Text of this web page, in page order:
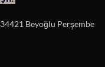
Beyoğlu Perşembe